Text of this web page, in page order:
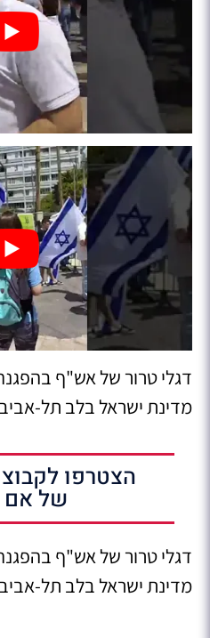
דגלי טרור של אש"ף
מדינת ישראל בלב תל-אביב! –
הצטרפו
של אם
דגלי טרור של אש"ף
מדינת ישראל בלב תל-